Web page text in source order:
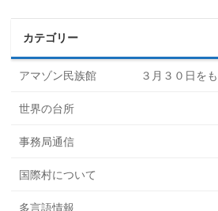
カテゴリー
アマゾン民族館 ３月３０日をもっ
世界の台所
事務局通信
国際村について
多言語情報